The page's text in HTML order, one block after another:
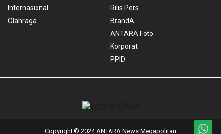
Internasional
Olahraga
Rilis Pers
BrandA
ANTARA Foto
Korporat
PPID
Copyright © 2024 ANTARA News Megapolitan